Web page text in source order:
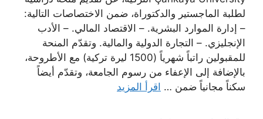
لطلبة الماجستير والدكتوراة، ضمن الاختصاصات التالية:
– إدارة الموارد البشرية. – الاقتصاد المالي. – الأدب
الإنجليزي. – التجارة الدولية والمالية. وتقدّم المنحة
للمقبولين راتباً شهرياً (1500 ليرة تركية) مع الأطروحة،
بالإضافة إلى الإعفاء من رسوم الجامعة، وتقدّم أيضاً
سكناً مجانياً ضمن … اقرأ المزيد